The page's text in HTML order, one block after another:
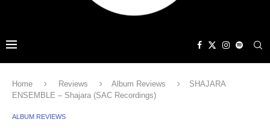
Home Reviews Album Reviews
SHAJARA
ENSEMBLE – Shajara (SAC Recordings)
ALBUM REVIEWS